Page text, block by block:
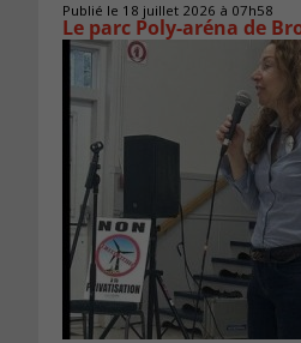
Publié le 18 juillet 2026 à 07h58
Le parc Poly-aréna de